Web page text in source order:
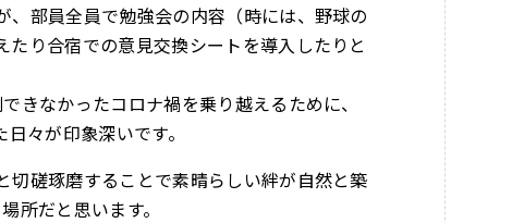
、部員全員で勉強会の内容（時には、野球の
り合宿での意見交換シートを導入したりと
きなかったコロナ禍を乗り越えるために、
々が印象深いです。
切磋琢磨することで素晴らしい絆が自然と築
所だと思います。